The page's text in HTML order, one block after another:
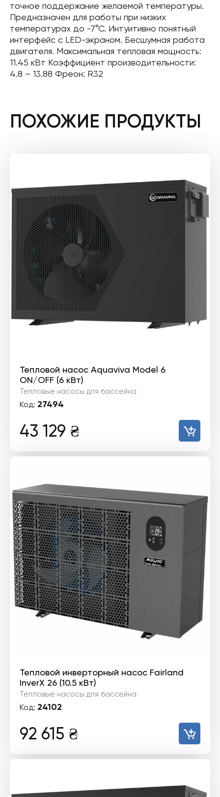
точное поддержание желаемой температуры.
Предназначен для работы при низких
температурах до -7°С. Интуитивно понятный
интерфейс с LED-экраном. Бесшумная работа
двигателя. Максимальная тепловая мощность:
11.45 кВт Коэффициент производительности:
4.8 – 13.88 Фреон: R32
ПОХОЖИЕ ПРОДУКТЫ
Тепловой насос Aquaviva Model 6
ON/OFF (6 кВт)
Тепловые насосы для бассейна
Код: 27494
43 129 ₴
Тепловой инверторный насос Fairland
InverX 26 (10.5 кВт)
Тепловые насосы для бассейна
Код: 24102
92 615 ₴